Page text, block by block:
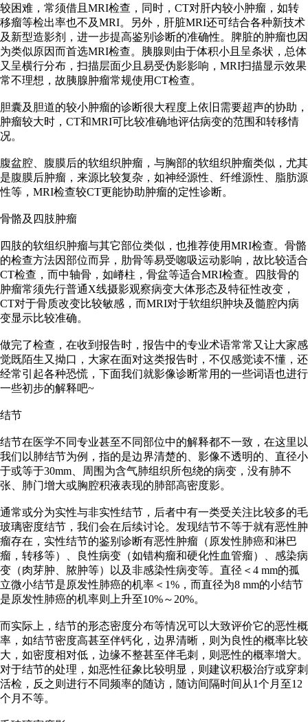
较困难，常须借且MRI检查，同时，CT对肝内较小肿瘤，如转
移瘤等检出率也不及MRI。另外，肝脏MRI还可结合各种新技术
及新型造影剂，进一步提高鉴别诊断的准确性。脾脏的肿瘤也因
为类似原因而首选MRI检查。胰腺则由于体积小且呈条状，总体
又呈横行分布，扫描层面少且易受伪影影响，MRI扫描显示效果
常不理想，故胰腺肿瘤常规使用CT检查。
胆囊及胆道的较小肿瘤的诊断很大程度上依旧需要超声的协助，
肿瘤较大时，CT和MRI可比较准确地评估病变的范围和转移情
况。
腹盆腔、腹膜后的软组织肿瘤，与胸部的软组织肿瘤类似，尤其
是腹膜后肿瘤，来源比较复杂，如神经源性、纤维源性、脂肪源
性等，MRI检查较CT更能协助肿瘤的定性诊断。
骨骼及四肢肿瘤
四肢的软组织肿瘤与其它部位类似，也推荐使用MRI检查。骨骼
的检查方法因部位而异，肋骨等易受唿吸运动影响，故比较适合
CT检查，而中轴骨，如嵴柱，骨盆等适合MRI检查。四肢骨的
肿瘤常须先行普通X线摄影观察病变大体形态及特征性改变，
CT对于骨质改变比较敏感，而MRI对于软组织肿块及髓腔内病
变显示比较准确。
做完了检查，在收到报告时，报告中的专业术语常常又让大家感
觉既陌生又拗口，大家在面对这类报告时，不仅感觉读不懂，还
经常引起各种恐慌，下面我们就影像诊断常用的一些词语也进行
一些初步的解释吧~
结节
结节在医学不同专业甚至不同部位中的解释都不一致，在这里以
我们以肺结节为例，指的是边界清楚的、影像不透明的、直径小
于或等于30mm、周围为含气肺组织所包绕的病变，没有肺不
张、肺门增大或胸腔积液表现的肺部高密度影。
通常或分为实性与非实性结节，后者中有一类受关注比较多的毛
玻璃密度结节，我们会在后续讨论。发现结节不等于就有恶性肿
瘤存在，实性结节的鉴别诊断有恶性肿瘤（原发性肺癌和淋巴
瘤，转移等）、良性病变（如错构瘤和硬化性血管瘤）、感染病
变（肉芽肿、脓肿等）以及非感染性病变等。直径＜4 mm的孤
立微小结节是原发性肺癌的机率＜1%，而直径为8 mm的小结节
是原发性肺癌的机率则上升至10%～20%。
而实际上，结节的形态密度分布等情况可以大致评价它的恶性概
率，如结节密度高甚至伴钙化，边界清晰，则为良性的概率比较
大，如密度相对低，边缘不整甚至伴毛刺，则恶性的概率增大。
对于结节的处理，如恶性征象比较明显，则建议积极治疗或穿刺
活检，反之则进行不同频率的随访，随访间隔时间从1个月至12
个月不等。